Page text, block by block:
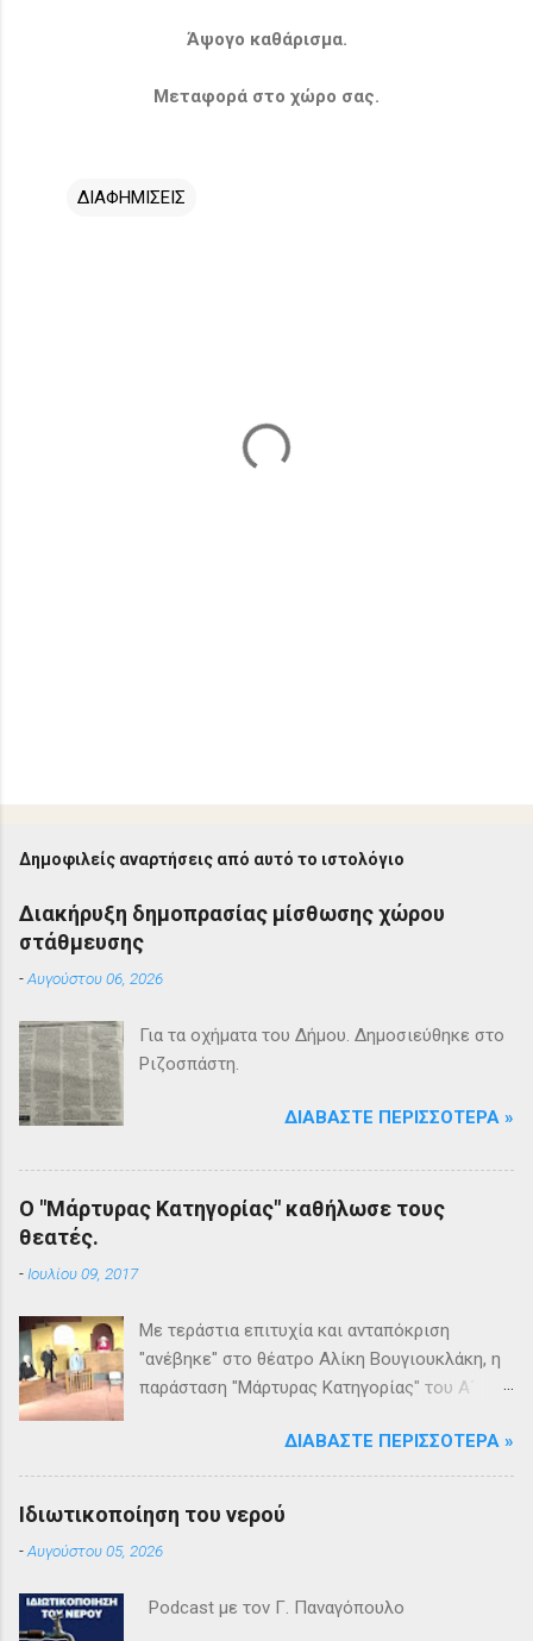
Άψογο καθάρισμα.
Μεταφορά στο χώρο σας.
ΔΙΑΦΗΜΙΣΕΙΣ
Δημοφιλείς αναρτήσεις από αυτό το ιστολόγιο
Διακήρυξη δημοπρασίας μίσθωσης χώρου
στάθμευσης
-Αυγούστου 06, 2026
Για τα οχήματα του Δήμου. Δημοσιεύθηκε στο
Ριζοσπάστη.
ΔΙΑΒΆΣΤΕ ΠΕΡΙΣΣΌΤΕΡΑ »
Ο "Μάρτυρας Κατηγορίας" καθήλωσε τους
θεατές.
-Ιουλίου 09, 2017
Με τεράστια επιτυχία και ανταπόκριση
"ανέβηκε" στο θέατρο Αλίκη Βουγιουκλάκη, η
παράσταση "Μάρτυρας Κατηγορίας" του Α΄
Βριλησσίων. Το θέατρο γέμισε και πάνω από
1500 θεατές και τις δύο βραδιές απόλαυσαν
κυριολεκτικά μία σπουδαία παράσταση
υψηλής δραματουργίας. Το έργο της Αγκάθα
Κρίστι καθήλωσε τους θεατρόφιλους σε όλη
πλοκή, οι μεγάλες ανατροπές και ένα
ΔΙΑΒΆΣΤΕ ΠΕΡΙΣΣΌΤΕΡΑ »
Ιδιωτικοποίηση του νερού
-Αυγούστου 05, 2026
Podcast με τον Γ. Παναγόπουλο